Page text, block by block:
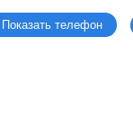
Показать телефон